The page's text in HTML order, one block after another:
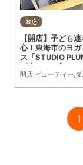
お店
【開店】子ども
心！東海市のヨガ
ス「STUDIO
2(火)オープン
開店 ビューティー ダイエット
1